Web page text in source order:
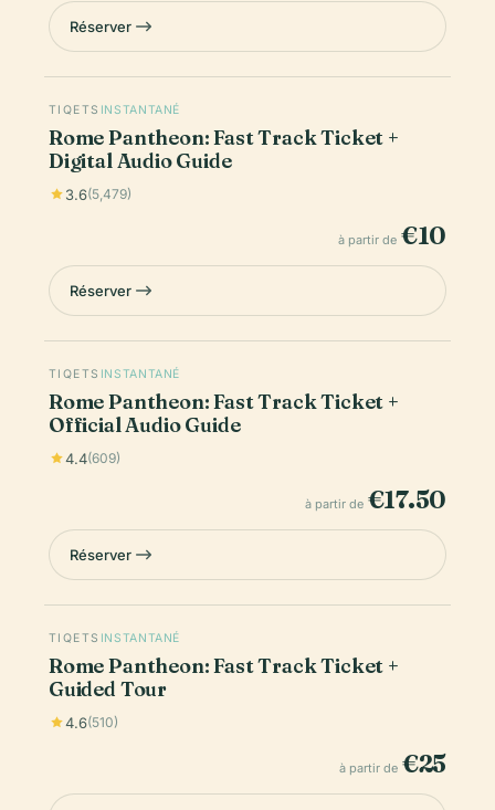
Réserver
TIQETS INSTANTANÉ
Rome Pantheon: Fast Track Ticket +
Digital Audio Guide
3.6(5,479)
à partir de €10
Réserver
TIQETS INSTANTANÉ
Rome Pantheon: Fast Track Ticket +
Official Audio Guide
4.4(609)
à partir de €17.50
Réserver
TIQETS INSTANTANÉ
Rome Pantheon: Fast Track Ticket +
Guided Tour
4.6(510)
à partir de €25